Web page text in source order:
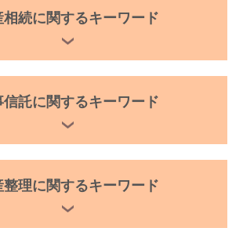
相続に関するキーワード
信託に関するキーワード
整理に関するキーワード